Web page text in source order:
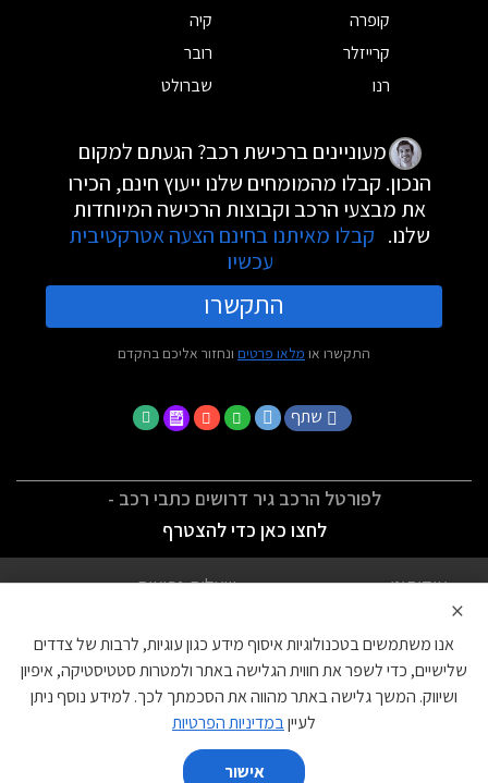
קופרה
קיה
קרייזלר
רובר
רנו
שברולט
מעוניינים ברכישת רכב? הגעתם למקום
הנכון. קבלו מהמומחים שלנו ייעוץ חינם, הכירו
את מבצעי הרכב וקבוצות הרכישה המיוחדות
שלנו. קבלו מאיתנו בחינם הצעה אטרקטיבית
עכשיו
התקשרו
התקשרו או מלאו פרטים ונחזור אליכם בהקדם
שתף
לפורטל הרכב גיר דרושים כתבי רכב -
לחצו כאן כדי להצטרף
אודותינו
שאלות נפוצות
הצהרת נגישות
צור קשר
עוגיות
×
אנו משתמשים בטכנולוגיות איסוף מידע כגון עוגיות, לרבות של צדדים
שלישיים, כדי לשפר את חווית הגלישה באתר ולמטרות סטטיסטיקה, איפיון
ושיווק. המשך גלישה באתר מהווה את הסכמתך לכך. למידע נוסף ניתן
לעייןבמדיניות הפרטיות
אישור